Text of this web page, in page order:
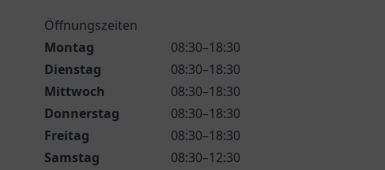
Öffnungszeiten
Montag
08:30–18:30
Dienstag
08:30–18:30
Mittwoch
08:30–18:30
Donnerstag
08:30–18:30
Freitag
08:30–18:30
Samstag
08:30–12:30